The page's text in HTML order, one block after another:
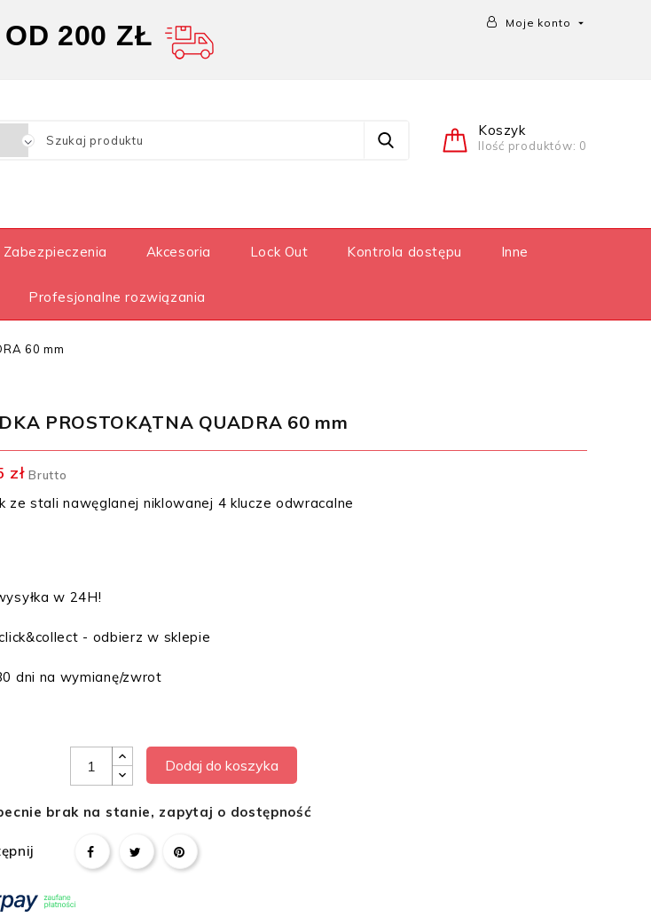
Moje konto 
200 ZŁ
Koszyk
Ilość produktów: 0
Zabezpieczenia Akcesoria Lock Out Kontrola dostępu Inne
Profesjonalne rozwiązania
60 mm
PROSTOKĄTNA QUADRA 60 mm
zł Brutto
ze stali nawęglanej niklowanej 4 klucze odwracalne
w 24H!
- odbierz w sklepie
dni na wymianę/zwrot
Dodaj do koszyka
brak na stanie, zapytaj o dostępność